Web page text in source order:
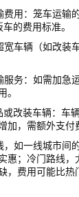
费用：笼车运输
的费用标准。
车辆（如改装
务：如需加急
。
改装车辆：车
加，需额外支付
如一线城市间
惠；冷门路线，
，费用可能比